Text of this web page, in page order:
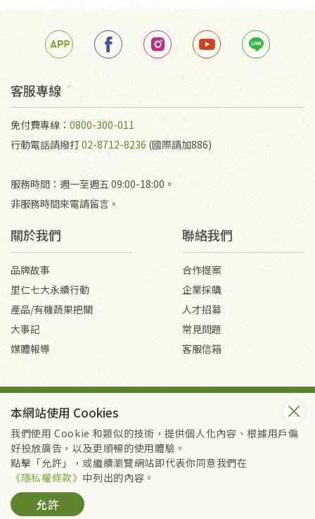
若未保持原包裝方式或未使用原箱退回，導致書籍有
任何折損、磨損、污損或凹角，將不接受退貨，也不
不接受退貨之手抄稿，為敬重法寶故，里仁網購無法
代為結緣處理等。 若需將手抄稿寄還給消費者，因而
產生的運費100元/箱將由消費者負擔。
客服專線
免付費專線： 0800-300-011
行動電話請撥打02-8712-8236 (國際請加886)
服務時間：週一至週五 09:00-18:00。
非服務時間來電請留言。
關於我們
品牌故事
里仁七大永續行動
產品/有機蔬果把關
大事記
媒體報導
聯絡我們
合作提案
企業採購
人才招募
常見問題
客服信箱
Copyright © 2026 里仁事業股份有限公司(統編：16301262) /
里仁網購股份有限公司(統編：25149752)
All Rights Reserved.
本網站使用 Cookies
我們使用 Cookie 和類似的技術，提供個人化內容、根據用戶偏
好投放廣告，以及更順暢的使用體驗。
點擊「允許」，或繼續瀏覽網站即代表你同意我們在
《隱私權條款》 中列出的內容。
允許